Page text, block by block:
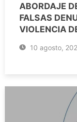
ABORDAJE
FALSAS
VIOLENCIA
10 agosto,